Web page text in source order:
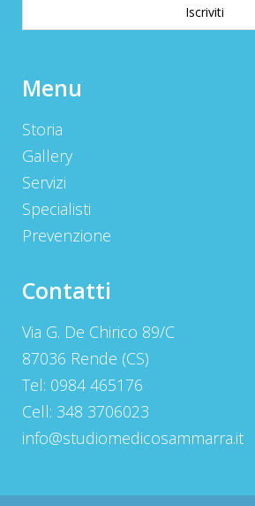
Menu
Storia
Gallery
Servizi
Specialisti
Prevenzione
Contatti
Via G. De Chirico 89/C
87036 Rende (CS)
Tel: 0984 465176
Cell: 348 3706023
info@studiomedicosammarra.it